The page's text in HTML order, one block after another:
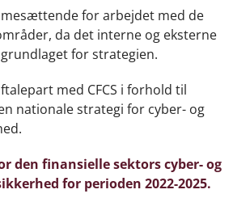
for arbejdet med de
da det interne og eksterne
for strategien.
med CFCS i forhold til
nationale strategi for cyber- og
den finansielle sektors cyber- og
for perioden 2022-2025.